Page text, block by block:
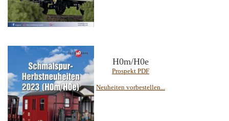
H0m/H0e
Prospekt PDF
Neuheiten vorbestellen...